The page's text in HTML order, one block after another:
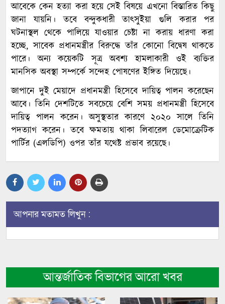
আবেকে কেন হত্যা করা হয়ে সেই বিষয়ে এখনো বিস্তারিত কিছু
জানা যায়নি। তবে বন্দুকধারী তাৎসুইয়া গুলি করার পর
ঘটনাস্থল থেকে পালিয়ে যাওয়ার চেষ্টা না করায় ধারণা করা
হচ্ছে, সাবেক প্রধানমন্ত্রীর বিরুদ্ধে তাঁর কোনো বিদ্বেষ থাকতে
পারে। অন্য কয়েকটি সূত্র অবশ্য হামলাকারী ওই ব্যক্তির
মানসিক অবস্থা সম্পর্কে সন্দেহ পোষণের ইঙ্গিত দিয়েছে।
জাপানে দুই মেয়াদে প্রধানমন্ত্রী হিসেবে দায়িত্ব পালন করেছেন
আবে। তিনি দেশটিতে সবচেয়ে বেশি সময় প্রধানমন্ত্রী হিসেবে
দায়িত্ব পালন করেন। অসুস্থতার কারণে ২০২০ সালে তিনি
পদত্যাগ করেন। তবে ক্ষমতায় থাকা লিবারেল ডেমোক্রেটিক
পার্টির (এলডিপি) ওপর তাঁর যথেষ্ট প্রভাব রয়েছে।
আপনার মতামত লিখুন :
আন্তর্জাতিক বিভাগের আরো খবর